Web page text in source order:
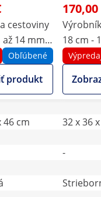
cestoviny
14 mm -
Obľúbené
produkt
170,00
18 cm -
46 cm
32 x 36
-